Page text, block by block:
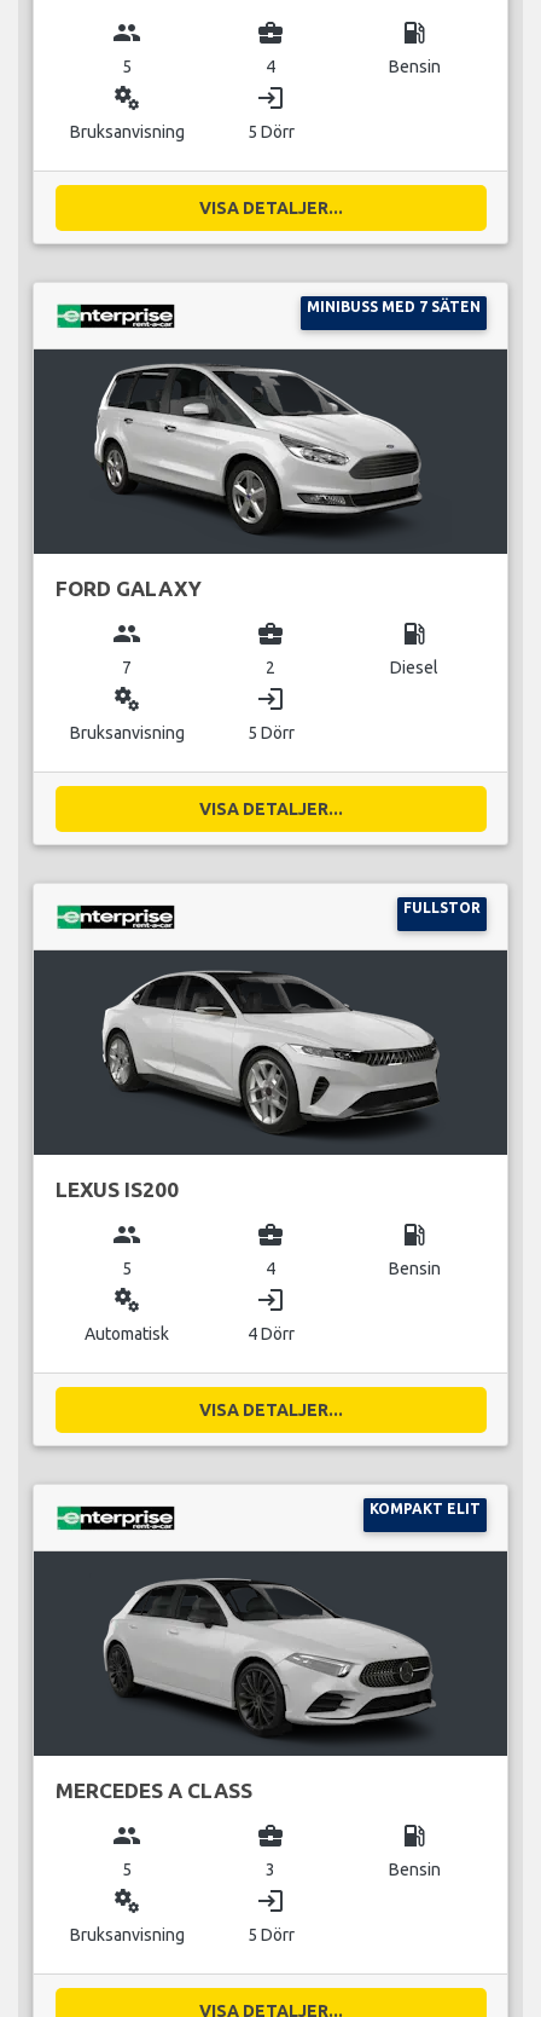
group
5
business_center
4
local_gas_station
Bensin
miscellaneous_services
Bruksanvisning
login
5 Dörr
VISA DETALJER...
MINIBUSS MED 7 SÄTEN
FORD GALAXY
group
7
business_center
2
local_gas_station
Diesel
miscellaneous_services
Bruksanvisning
login
5 Dörr
VISA DETALJER...
FULLSTOR
LEXUS IS200
group
5
business_center
4
local_gas_station
Bensin
miscellaneous_services
Automatisk
login
4 Dörr
VISA DETALJER...
KOMPAKT ELIT
MERCEDES A CLASS
group
5
business_center
3
local_gas_station
Bensin
miscellaneous_services
Bruksanvisning
login
5 Dörr
VISA DETALJER...